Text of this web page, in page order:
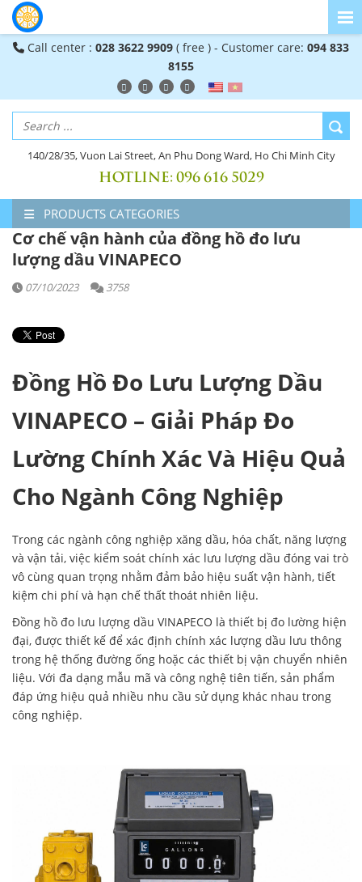
Call center : 028 3622 9909 ( free ) - Customer care: 094 833
8155
140/28/35, Vuon Lai Street, An Phu Dong Ward, Ho Chi Minh City
HOTLINE:096 616 5029
PRODUCTS CATEGORIES
Cơ chế vận hành của đồng hồ đo lưu
lượng dầu VINAPECO
07/10/2023 3758
Đồng Hồ Đo Lưu Lượng Dầu
VINAPECO – Giải Pháp Đo
Lường Chính Xác Và Hiệu Quả
Cho Ngành Công Nghiệp
Trong các ngành công nghiệp xăng dầu, hóa chất, năng lượng
và vận tải, việc kiểm soát chính xác lưu lượng dầu đóng vai trò
vô cùng quan trọng nhằm đảm bảo hiệu suất vận hành, tiết
kiệm chi phí và hạn chế thất thoát nhiên liệu.
Đồng hồ đo lưu lượng dầu VINAPECO là thiết bị đo lường hiện
đại, được thiết kế để xác định chính xác lượng dầu lưu thông
trong hệ thống đường ống hoặc các thiết bị vận chuyển nhiên
liệu. Với đa dạng mẫu mã và công nghệ tiên tiến, sản phẩm
đáp ứng hiệu quả nhiều nhu cầu sử dụng khác nhau trong
công nghiệp.